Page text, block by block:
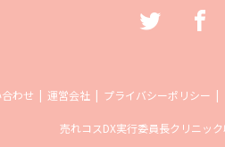
わせ 運営会社 プライバシーポリシー
売れコスDX実行委員長クリニッ